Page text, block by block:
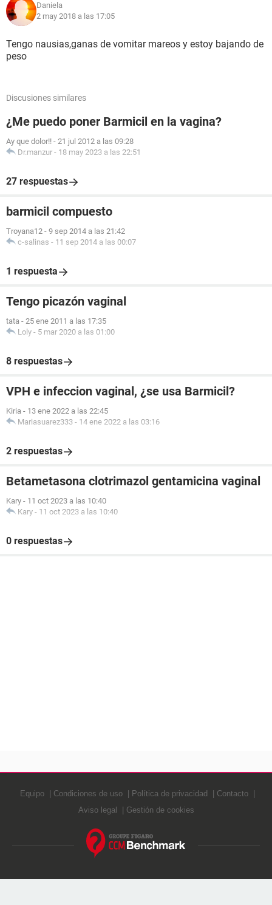
Daniela
2 may 2018 a las 17:05
Tengo nausias,ganas de vomitar mareos y estoy bajando de
peso
Discusiones similares
¿Me puedo poner Barmicil en la vagina?
Ay que dolor!! - 21 jul 2012 a las 09:28
Dr.manzur - 18 may 2023 a las 22:51
27 respuestas
barmicil compuesto
Troyana12 - 9 sep 2014 a las 21:42
c-salinas - 11 sep 2014 a las 00:07
1 respuesta
Tengo picazón vaginal
tata - 25 ene 2011 a las 17:35
Loly - 5 mar 2020 a las 01:00
8 respuestas
VPH e infeccion vaginal, ¿se usa Barmicil?
Kiria - 13 ene 2022 a las 22:45
Mariasuarez333 - 14 ene 2022 a las 03:16
2 respuestas
Betametasona clotrimazol gentamicina vaginal
Kary - 11 oct 2023 a las 10:40
Kary - 11 oct 2023 a las 10:40
0 respuestas
Equipo Condiciones de uso Política de privacidad
Contacto
Aviso legal
Gestión de cookies